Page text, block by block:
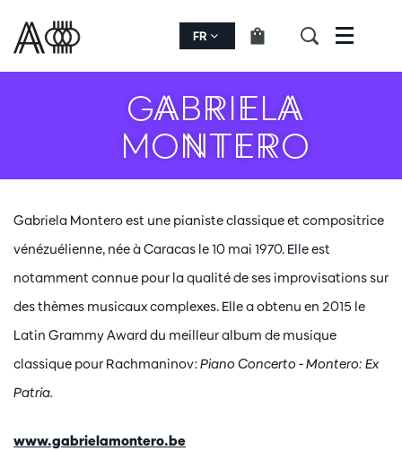
FR Menu
GABRIELA
MONTERO
Gabriela Montero est une pianiste classique et compositrice
vénézuélienne, née à Caracas le 10 mai 1970. Elle est
notamment connue pour la qualité de ses improvisations sur
des thèmes musicaux complexes. Elle a obtenu en 2015 le
Latin Grammy Award du meilleur album de musique
classique pour Rachmaninov:Piano Concerto - Montero: Ex
Patria.
www.gabrielamontero.be